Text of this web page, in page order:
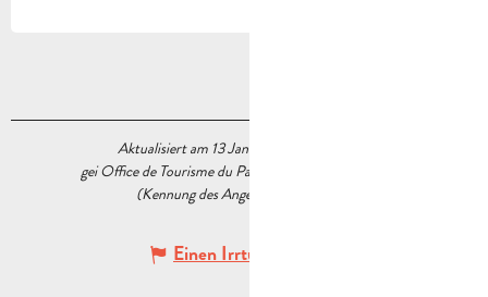
Aktualisiert am 13 Januar 2026 Um 16:30
gei Office de Tourisme du Pays d’Aubagne et de l’Étoile
(Kennung des Angebots :
Einen Irrtum angeben